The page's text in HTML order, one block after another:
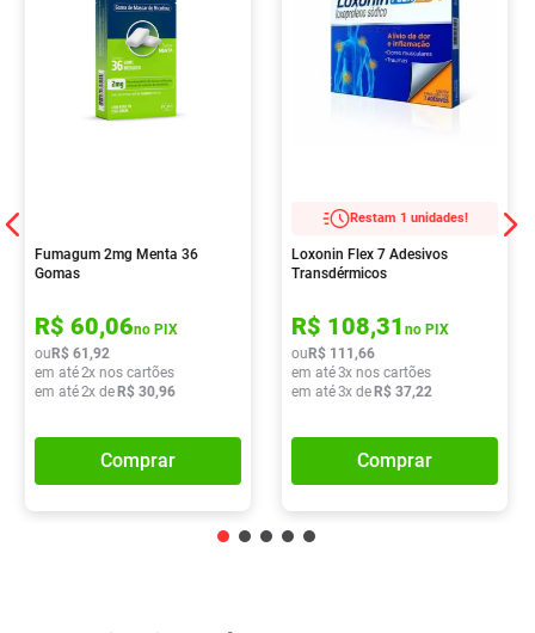
Fumagum 2mg Menta 36
Gomas
R$ 60,06no PIX
ou R$ 61 ,92
em até2x nos cartões
em até2x de R$ 30,96
Comprar
Restam 1 unidades!
Loxonin Flex 7 Adesivos
Transdérmicos
R$ 108,31 no PIX
ou R$ 111 ,66
em até3x nos cartões
em até3x de R$ 37,22
Comprar